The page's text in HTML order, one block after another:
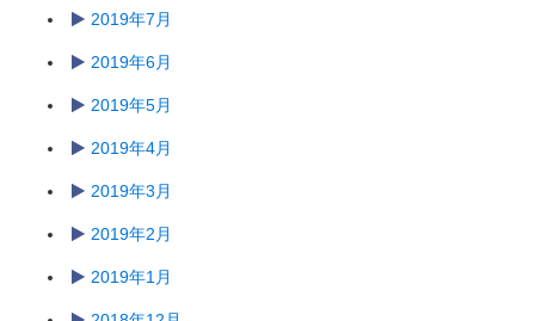
2019年7月
2019年6月
2019年5月
2019年4月
2019年3月
2019年2月
2019年1月